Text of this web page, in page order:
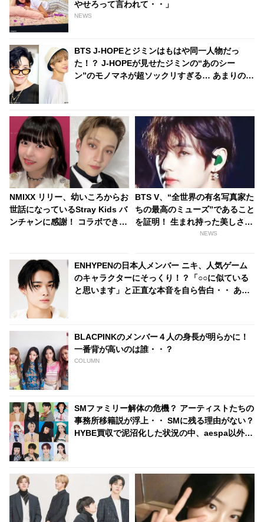
やせろって言われて・・」
NEWS
BTS J-HOPEとジミンはもはや同一人物だっ
た！？ J-HOPEが見せたジミンの“あのシー
ン”のモノマネが超ソックリすぎる… あまりの再
NMIXX リリー、幼いころからお
世話になっているStray Kids バ
ンチャンに感謝！ コラボできる
と妹”のような関係にほっこり
BTS V、“全世界の有名写真家た
ちの最高のミューズ”であること
を証明！ 生まれ持った美しさが
生んだ逸話と称賛の声に驚愕
NEWS
ENHYPENの日本人メンバー ニキ、人気ゲーム
のキャラクターにそっくり！？「○○に似ている
と思います」と正直な本音を自ら告白・・ あま
BLACPINKのメンバー４人の身長が明らかに！
一番背が高いのは誰・・？
COLUMN
SMファミリー解体の危機？ アーティストたちの
事務所移籍説が浮上・・ SMに残る理由がない？
HYBE買収で泥沼化した状況の中、aespa以外の